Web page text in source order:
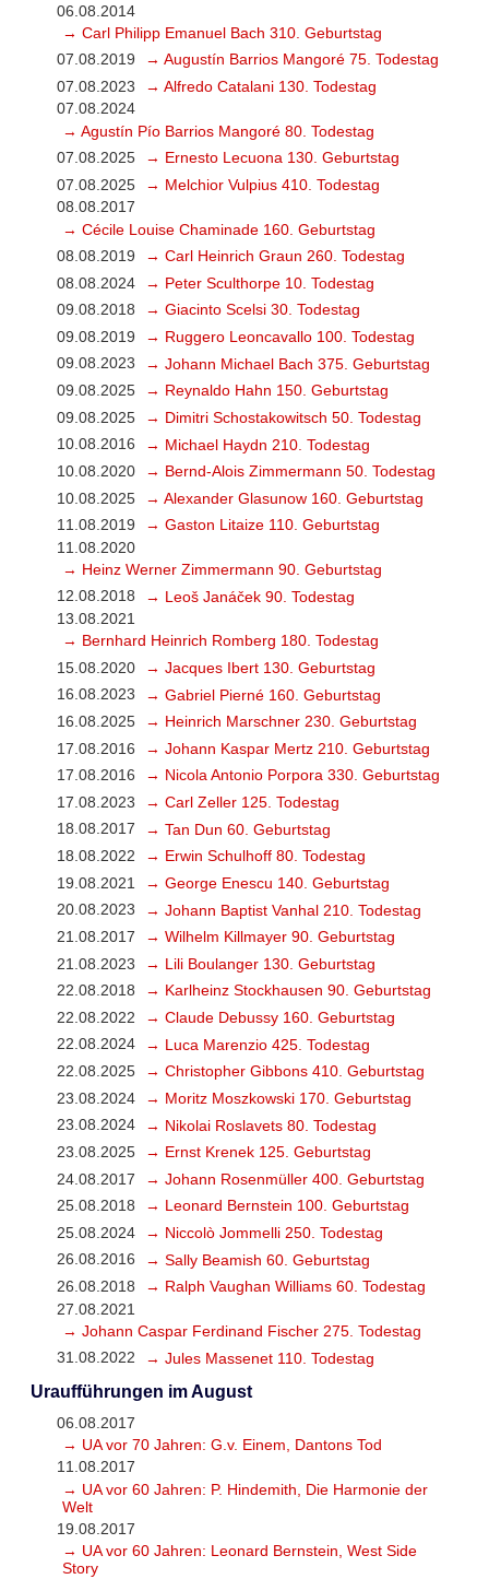
06.08.2014
→ Carl Philipp Emanuel Bach 310. Geburtstag
07.08.2019
→ Augustín Barrios Mangoré 75. Todestag
07.08.2023
→ Alfredo Catalani 130. Todestag
07.08.2024
→ Agustín Pío Barrios Mangoré 80. Todestag
07.08.2025
→ Ernesto Lecuona 130. Geburtstag
07.08.2025
→ Melchior Vulpius 410. Todestag
08.08.2017
→ Cécile Louise Chaminade 160. Geburtstag
08.08.2019
→ Carl Heinrich Graun 260. Todestag
08.08.2024
→ Peter Sculthorpe 10. Todestag
09.08.2018
→ Giacinto Scelsi 30. Todestag
09.08.2019
→ Ruggero Leoncavallo 100. Todestag
09.08.2023
→ Johann Michael Bach 375. Geburtstag
09.08.2025
→ Reynaldo Hahn 150. Geburtstag
09.08.2025
→ Dimitri Schostakowitsch 50. Todestag
10.08.2016
→ Michael Haydn 210. Todestag
10.08.2020
→ Bernd-Alois Zimmermann 50. Todestag
10.08.2025
→ Alexander Glasunow 160. Geburtstag
11.08.2019
→ Gaston Litaize 110. Geburtstag
11.08.2020
→ Heinz Werner Zimmermann 90. Geburtstag
12.08.2018
→ Leoš Janáček 90. Todestag
13.08.2021
→ Bernhard Heinrich Romberg 180. Todestag
15.08.2020
→ Jacques Ibert 130. Geburtstag
16.08.2023
→ Gabriel Pierné 160. Geburtstag
16.08.2025
→ Heinrich Marschner 230. Geburtstag
17.08.2016
→ Johann Kaspar Mertz 210. Geburtstag
17.08.2016
→ Nicola Antonio Porpora 330. Geburtstag
17.08.2023
→ Carl Zeller 125. Todestag
18.08.2017
→ Tan Dun 60. Geburtstag
18.08.2022
→ Erwin Schulhoff 80. Todestag
19.08.2021
→ George Enescu 140. Geburtstag
20.08.2023
→ Johann Baptist Vanhal 210. Todestag
21.08.2017
→ Wilhelm Killmayer 90. Geburtstag
21.08.2023
→ Lili Boulanger 130. Geburtstag
22.08.2018
→ Karlheinz Stockhausen 90. Geburtstag
22.08.2022
→ Claude Debussy 160. Geburtstag
22.08.2024
→ Luca Marenzio 425. Todestag
22.08.2025
→ Christopher Gibbons 410. Geburtstag
23.08.2024
→ Moritz Moszkowski 170. Geburtstag
23.08.2024
→ Nikolai Roslavets 80. Todestag
23.08.2025
→ Ernst Krenek 125. Geburtstag
24.08.2017
→ Johann Rosenmüller 400. Geburtstag
25.08.2018
→ Leonard Bernstein 100. Geburtstag
25.08.2024
→ Niccolò Jommelli 250. Todestag
26.08.2016
→ Sally Beamish 60. Geburtstag
26.08.2018
→ Ralph Vaughan Williams 60. Todestag
27.08.2021
→ Johann Caspar Ferdinand Fischer 275. Todestag
31.08.2022
→ Jules Massenet 110. Todestag
Uraufführungen im August
06.08.2017
→ UA vor 70 Jahren: G.v. Einem, Dantons Tod
11.08.2017
→ UA vor 60 Jahren: P. Hindemith, Die Harmonie der
Welt
19.08.2017
→ UA vor 60 Jahren: Leonard Bernstein, West Side
Story